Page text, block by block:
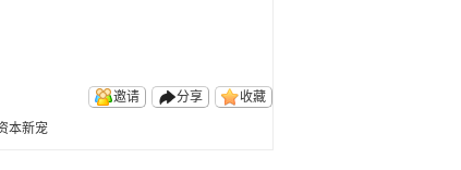
收藏
分享
邀请
本新宠